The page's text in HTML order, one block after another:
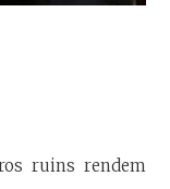
ruins rendem